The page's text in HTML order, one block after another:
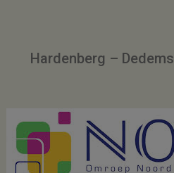
Hardenberg –